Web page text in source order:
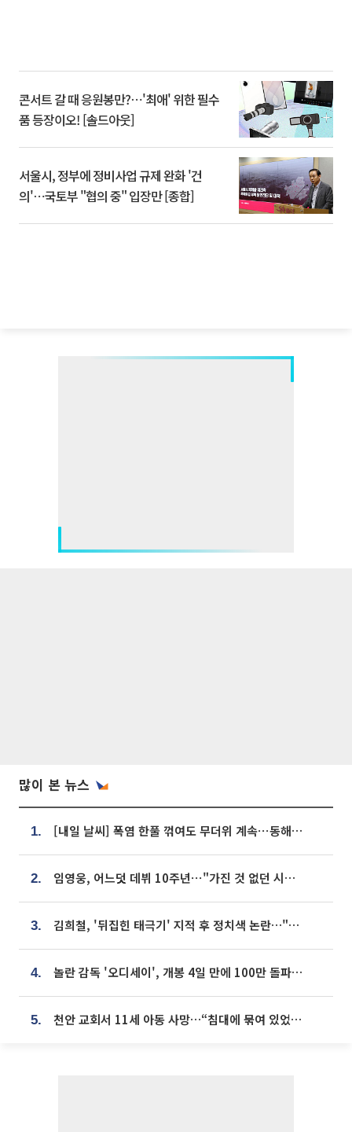
콘서트 갈 때 응원봉만?⋯'최애' 위한 필수
품 등장이오! [솔드아웃]
서울시, 정부에 정비사업 규제 완화 '건
의'⋯국토부 "협의 중" 입장만 [종합]
많이 본 뉴스
1. [내일 날씨] 폭염 한풀 꺾여도 무더위 계속⋯동해안 이틀 연속 비
2. 임영웅, 어느덧 데뷔 10주년⋯"가진 것 없던 시절, 내 앞엔 20명의 팬뿐"
3. 김희철, '뒤집힌 태극기' 지적 후 정치색 논란…"좌우 떠나 우리나라 국기"
4. 놀란 감독 '오디세이', 개봉 4일 만에 100만 돌파⋯'왕사남' 보다 빠르다
5. 천안 교회서 11세 아동 사망…“침대에 묶여 있었다” 진술 확보